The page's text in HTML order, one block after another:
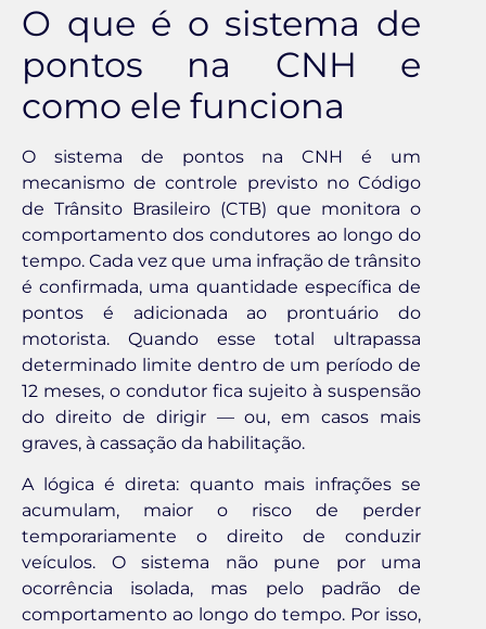
O que é o sistema de
pontos na CNH e
como ele funciona
O sistema de pontos na CNH é um
mecanismo de controle previsto no Código
de Trânsito Brasileiro (CTB) que monitora o
comportamento dos condutores ao longo do
tempo. Cada vez que uma infração de trânsito
é confirmada, uma quantidade específica de
pontos é adicionada ao prontuário do
motorista. Quando esse total ultrapassa
determinado limite dentro de um período de
12 meses, o condutor fica sujeito à suspensão
do direito de dirigir — ou, em casos mais
graves, à cassação da habilitação.
A lógica é direta: quanto mais infrações se
acumulam, maior o risco de perder
temporariamente o direito de conduzir
veículos. O sistema não pune por uma
ocorrência isolada, mas pelo padrão de
comportamento ao longo do tempo. Por isso,